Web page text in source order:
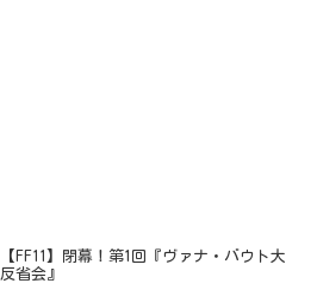
【FF11】閉幕！第1回『ヴァナ・バウト大
反省会』